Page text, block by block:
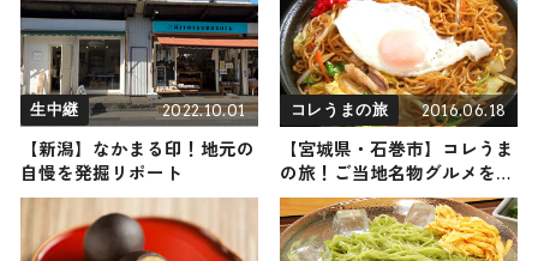
生中継 2022.10.01
【新潟】なかまる印！地元の
自慢を発掘リポート
コレうまの旅 2016.06.18
【宮城県・石巻市】コレうま
の旅！ご当地名物グルメをお
届け